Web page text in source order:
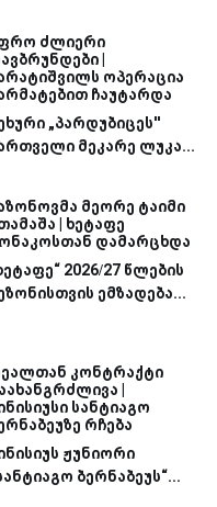
ძლიერი
|
ოპერაცია
ჩაუტარდა
„პარდუბიცეს''
მეკარე ლუკა...
მეორე ტაიმი
| ხეტაფე
დამარცხდა
2026/27 წლების
ემზადება...
კონტრაქტი
|
სანტიაგო
რჩება
ჟუნიორი
ბერნაბეუს“...